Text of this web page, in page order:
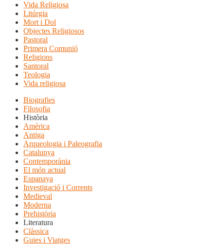
Vida Religiosa
Litúrgia
Mort i Dol
Objectes Religiosos
Pastoral
Primera Comunió
Religions
Santoral
Teologia
Vida religiosa
Biografies
Filosofia
Història
Amèrica
Antiga
Arqueologia i Paleografia
Catalunya
Contemporània
El món actual
Espanaya
Investigació i Corrents
Medieval
Moderna
Prehistòria
Literatura
Clàssica
Guies i Viatges